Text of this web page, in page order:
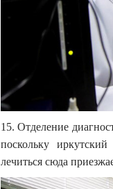
15. Отделение
поскольку
лечиться сюда